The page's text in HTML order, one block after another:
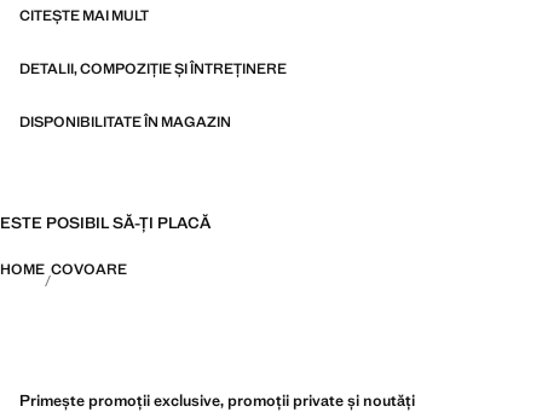
la reducere
CITEȘTE MAI MULT
DETALII, COMPOZIȚIE ȘI ÎNTREȚINERE
DISPONIBILITATE ÎN MAGAZIN
ESTE POSIBIL SĂ-ȚI PLACĂ
HOME COVOARE
Primește promoții exclusive, promoții private și noutăți